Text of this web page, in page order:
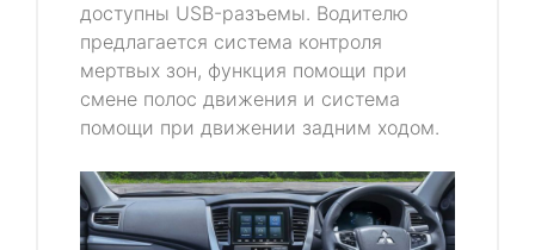
доступны USB-разъемы. Водителю
предлагается система контроля
мертвых зон, функция помощи при
смене полос движения и система
помощи при движении задним ходом.